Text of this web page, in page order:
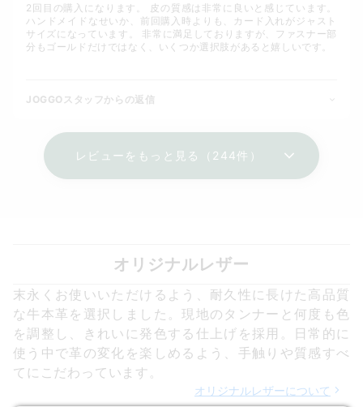
2回目の購入になります。 皮の質感は非常に良いと感じています。
ハンドメイドなせいか、前回購入時よりも、カード入れがジャスト
サイズになっています。 非常に満足しておりますが、ファスナー部
分もゴールドだけではなく、いくつか選択肢があると嬉しいです。
JOGGOスタッフからの返信
レビューをもっと見る（244件）
オリジナルレザー
末永くお使いいただけるよう、耐久性に長けた高品質
な牛本革を選択しました。現地のタンナーと何度も色
を調整し、きれいに発色する仕上げを採用。日常的に
使う中で革の変化を楽しめるよう、手触りや質感すべ
てにこだわっています。
オリジナルレザーについて